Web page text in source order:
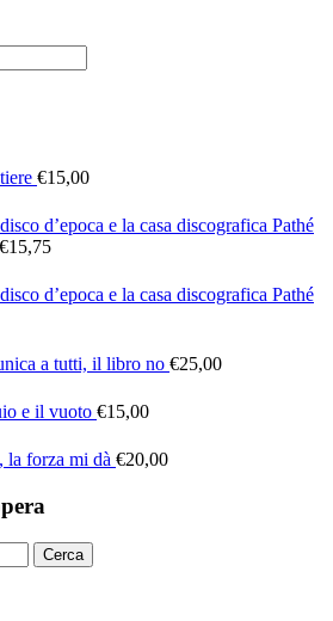
€15,00
d’epoca e la casa discografica Pathé
€15,75
d’epoca e la casa discografica Pathé
a tutti, il libro no €25,00
e il vuoto €15,00
la forza mi dà €20,00
Cerca